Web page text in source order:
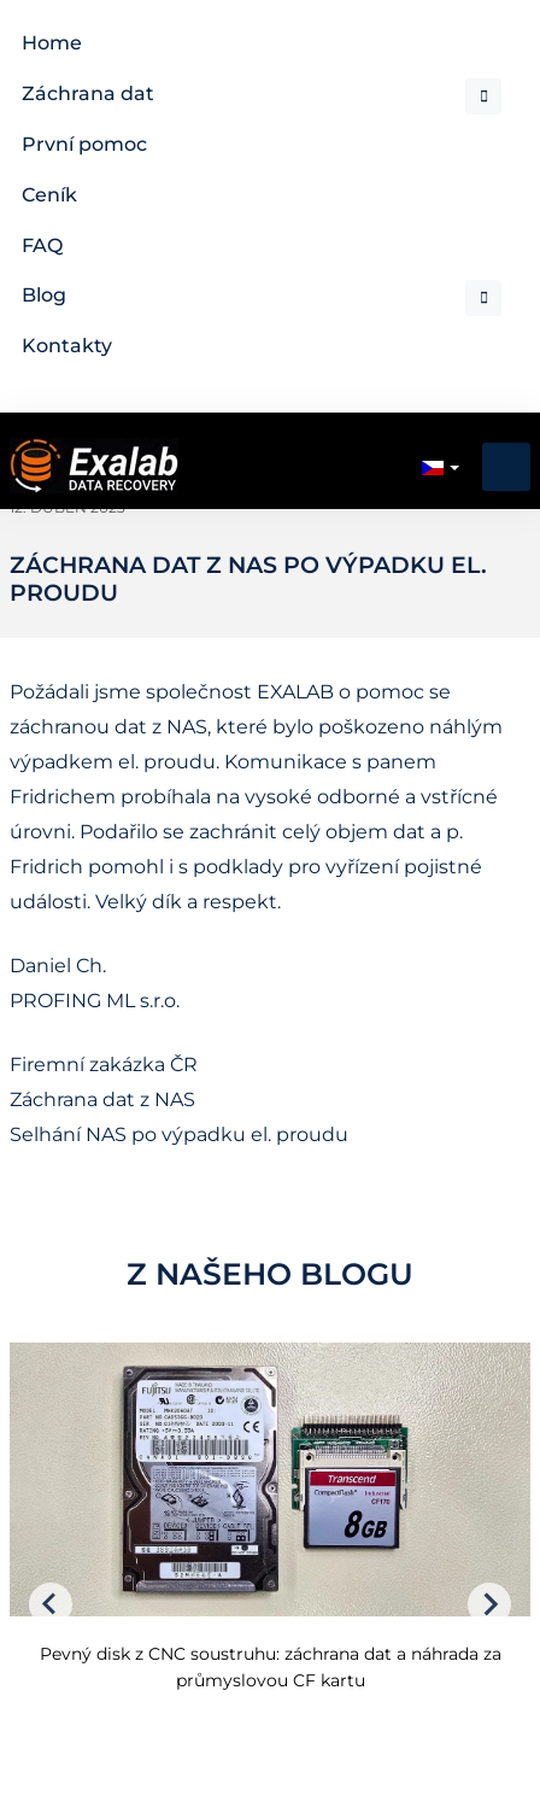
Home
Záchrana dat
První pomoc
Ceník
FAQ
Blog
Kontakty
12. DUBEN 2023
ZÁCHRANA DAT Z NAS PO VÝPADKU EL.
PROUDU
Požádali jsme společnost EXALAB o pomoc se
záchranou dat z NAS, které bylo poškozeno náhlým
výpadkem el. proudu. Komunikace s panem
Fridrichem probíhala na vysoké odborné a vstřícné
úrovni. Podařilo se zachránit celý objem dat a p.
Fridrich pomohl i s podklady pro vyřízení pojistné
události. Velký dík a respekt.
Daniel Ch.
PROFING ML s.r.o.
Firemní zakázka ČR
Záchrana dat z NAS
Selhání NAS po výpadku el. proudu
Z NAŠEHO BLOGU
Pevný disk z CNC soustruhu: záchrana dat a náhrada za
průmyslovou CF kartu